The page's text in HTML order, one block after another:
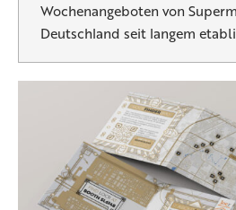
Wochenangeboten von
Deutschland seit langem